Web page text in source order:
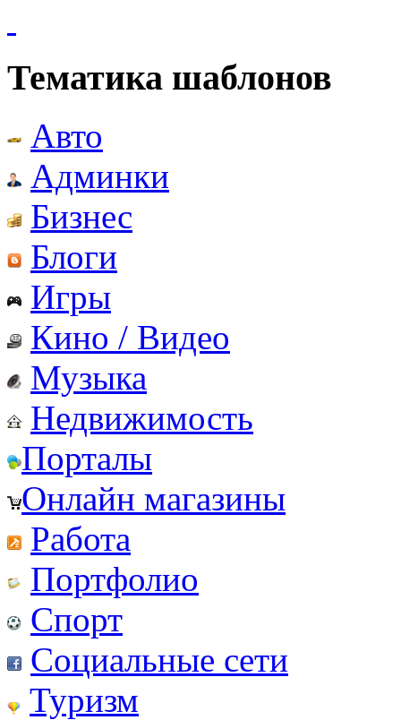
Тематика шаблонов
Авто
Админки
Бизнес
Блоги
Игры
Кино / Видео
Музыка
Недвижимость
Порталы
Онлайн магазины
Работа
Портфолио
Спорт
Социальные сети
Туризм